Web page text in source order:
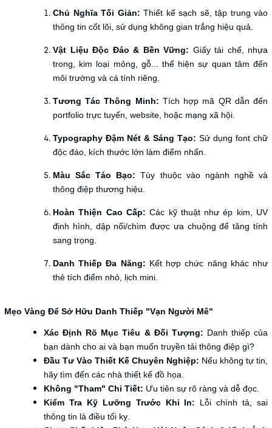
Chủ Nghĩa Tối Giản: Thiết kế sạch sẽ, tập trung vào
thông tin cốt lõi, sử dụng không gian trắng hiệu quả.
Vật Liệu Độc Đáo & Bền Vững: Giấy tái chế, nhựa
trong, kim loại mỏng, gỗ... thể hiện sự quan tâm đến
môi trường và cá tính riêng.
Tương Tác Thông Minh: Tích hợp mã QR dẫn đến
portfolio trực tuyến, website, hoặc mạng xã hội.
Typography Đậm Nét & Sáng Tạo: Sử dụng font chữ
độc đáo, kích thước lớn làm điểm nhấn.
Màu Sắc Táo Bạo: Tùy thuộc vào ngành nghề và
thông điệp thương hiệu.
Hoàn Thiện Cao Cấp: Các kỹ thuật như ép kim, UV
định hình, dập nổi/chìm được ưa chuộng để tăng tính
sang trọng.
Danh Thiếp Đa Năng: Kết hợp chức năng khác như
thẻ tích điểm nhỏ, lịch mini.
Mẹo Vàng Để Sở Hữu Danh Thiếp "Vạn Người Mê"
Xác Định Rõ Mục Tiêu & Đối Tượng: Danh thiếp của
bạn dành cho ai và bạn muốn truyền tải thông điệp gì?
Đầu Tư Vào Thiết Kế Chuyên Nghiệp: Nếu không tự tin,
hãy tìm đến các nhà thiết kế đồ họa.
Không "Tham" Chi Tiết: Ưu tiên sự rõ ràng và dễ đọc.
Kiểm Tra Kỹ Lưỡng Trước Khi In: Lỗi chính tả, sai
thông tin là điều tối kỵ.